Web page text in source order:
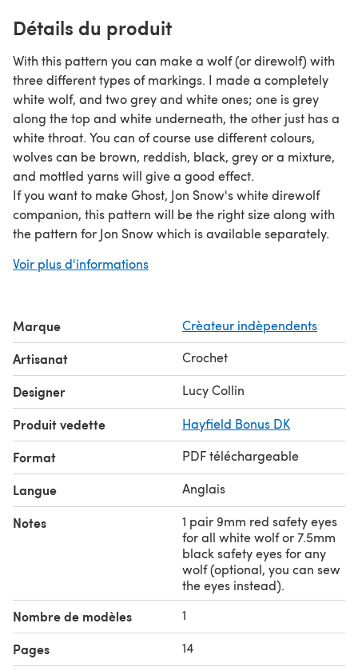
Détails du produit
With this pattern you can make a wolf (or direwolf) with
three different types of markings. I made a completely
white wolf, and two grey and white ones; one is grey
along the top and white underneath, the other just has a
white throat. You can of course use different colours,
wolves can be brown, reddish, black, grey or a mixture,
and mottled yarns will give a good effect.
If you want to make Ghost, Jon Snow's white direwolf
companion, this pattern will be the right size along with
the pattern for Jon Snow which is available separately.
yarn:
Grey and white wolf with white legs:
25g white yarn.
20g grey yarn.
Grey wolf with white throat:
30g grey yarn.
5g white yarn.
All types of wolf:
Small amount of black yarn.
Optional:
Small amount of red or yellow yarn to sew eyes.
The instructions are written in English using US crochet
terms, and the list of abbreviations includes the UK
Voir plus d'informations
Marque Crèateur indèpendents
Artisanat Crochet
Designer Lucy Collin
Produit vedette Hayfield Bonus DK
Format PDF téléchargeable
Langue Anglais
Notes
1 pair 9mm red safety eyes
for all white wolf or 7.5mm
black safety eyes for any
wolf (optional, you can sew
the eyes instead).
Nombre de modèles 1
Pages 14